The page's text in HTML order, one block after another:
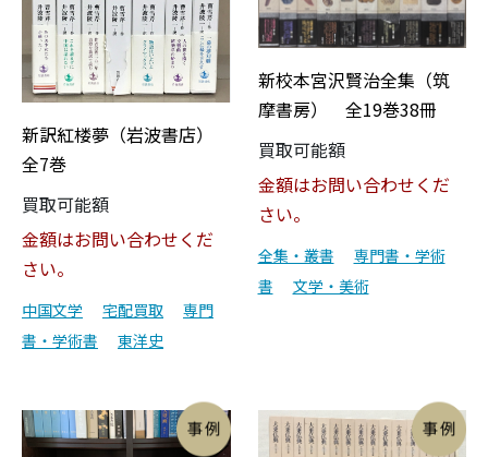
新訳紅楼夢（岩波書店）
全7巻
買取可能額
金額はお問い合わせくだ
さい。
中国文学 宅配買取
専門
書・学術書
東洋史
新校本宮沢賢治全集（筑
摩書房） 全19巻38冊
買取可能額
金額はお問い合わせくだ
さい。
全集・叢書
専門書・学術
書
文学・美術